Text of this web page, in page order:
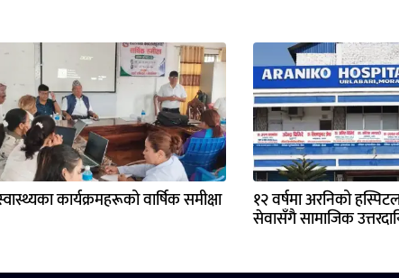
कार्यक्रमहरूको वार्षिक समीक्षा १२ वर्षमा अरनिको
सेवासँगै सामाजिक